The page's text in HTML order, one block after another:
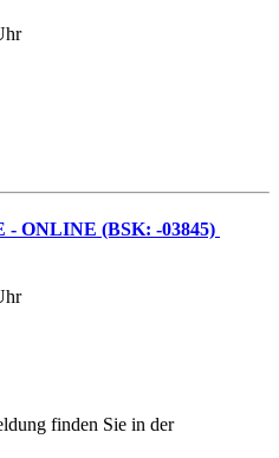
- ONLINE (BSK: -03845)
finden Sie in der